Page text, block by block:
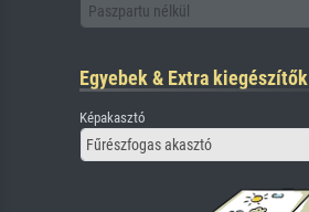
Paszpartu nélkül
Egyebek & Extra kiegészítők
Képakasztó
Fűrészfogas akasztó